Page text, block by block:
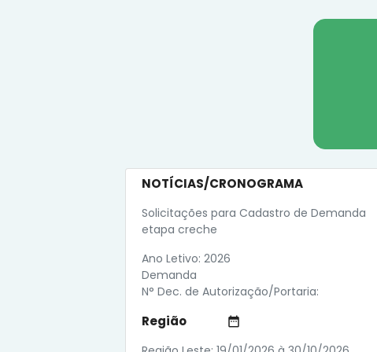
NOTÍCIAS/CRONOGRAMA
Solicitações para Cadastro de Demanda
etapa creche
Ano Letivo: 2026
Demanda
N° Dec. de Autorização/Portaria:
Região date_range